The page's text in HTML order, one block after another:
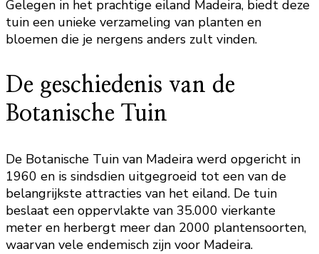
Gelegen in het prachtige eiland Madeira, biedt deze
tuin een unieke verzameling van planten en
bloemen die je nergens anders zult vinden.
De geschiedenis van de
Botanische Tuin
De Botanische Tuin van Madeira werd opgericht in
1960 en is sindsdien uitgegroeid tot een van de
belangrijkste attracties van het eiland. De tuin
beslaat een oppervlakte van 35.000 vierkante
meter en herbergt meer dan 2000 plantensoorten,
waarvan vele endemisch zijn voor Madeira.